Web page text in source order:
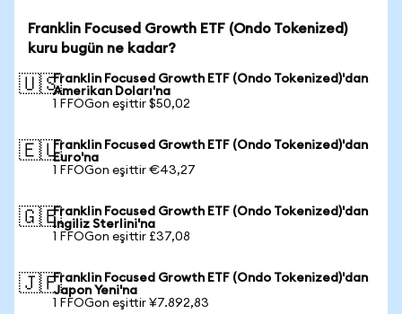
Franklin Focused Growth ETF (Ondo Tokenized)
kuru bugün ne kadar?
🇺🇸Franklin Focused Growth ETF (Ondo Tokenized)'dan
Amerikan Doları'na
1 FFOGon eşittir $50,02
🇪🇺Franklin Focused Growth ETF (Ondo Tokenized)'dan
Euro'na
1 FFOGon eşittir €43,27
🇬🇧Franklin Focused Growth ETF (Ondo Tokenized)'dan
İngiliz Sterlini'na
1 FFOGon eşittir £37,08
🇯🇵Franklin Focused Growth ETF (Ondo Tokenized)'dan
Japon Yeni'na
1 FFOGon eşittir ¥7.892,83